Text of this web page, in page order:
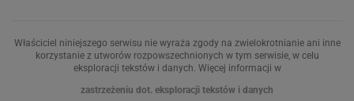
Właściciel niniejszego serwisu nie wyraża zgody na zwielokrotnianie ani inne
korzystanie z utworów rozpowszechnionych w tym serwisie, w celu
eksploracji tekstów i danych. Więcej informacji w
zastrzeżeniu dot. eksploracji tekstów i danych